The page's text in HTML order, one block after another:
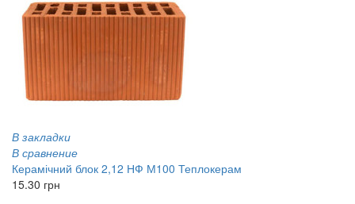
В закладки
В сравнение
Керамічний блок 2,12 НФ М100 Теплокерам
15.30 грн